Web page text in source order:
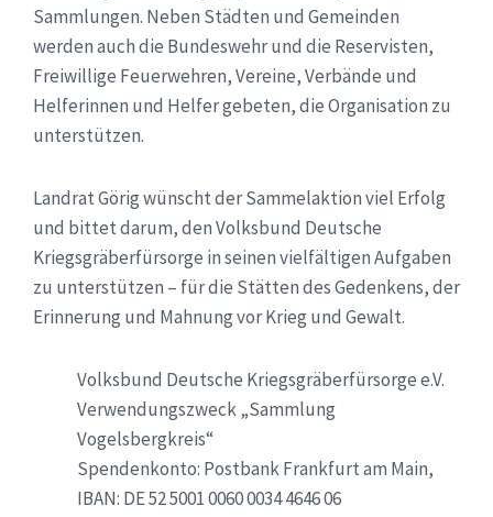
Sammlungen. Neben Städten und Gemeinden
werden auch die Bundeswehr und die Reservisten,
Freiwillige Feuerwehren, Vereine, Verbände und
Helferinnen und Helfer gebeten, die Organisation zu
unterstützen.
Landrat Görig wünscht der Sammelaktion viel Erfolg
und bittet darum, den Volksbund Deutsche
Kriegsgräberfürsorge in seinen vielfältigen Aufgaben
zu unterstützen – für die Stätten des Gedenkens, der
Erinnerung und Mahnung vor Krieg und Gewalt.
Volksbund Deutsche Kriegsgräberfürsorge e.V.
Verwendungszweck „Sammlung
Vogelsbergkreis“
Spendenkonto: Postbank Frankfurt am Main,
IBAN: DE 52 5001 0060 0034 4646 06